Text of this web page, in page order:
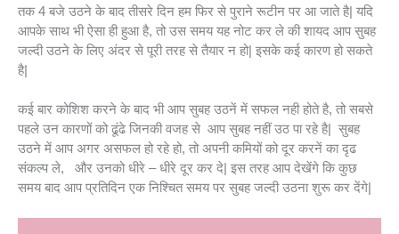
तक 4 बजे उठने के बाद तीसरे दिन हम फिर से पुराने रूटीन पर आ जाते है| यदि
आपके साथ भी ऐसा ही हुआ है, तो उस समय यह नोट कर ले की शायद आप सुबह
जल्दी उठने के लिए अंदर से पूरी तरह से तैयार न हो| इसके कई कारण हो सकते
है|
कई बार कोशिश करने के बाद भी आप सुबह उठनें में सफल नही होते है, तो सबसे
पहले उन कारणों को ढूंढे जिनकी वजह से आप सुबह नहीं उठ पा रहे है| सुबह
उठने में आप अगर असफल हो रहे हो, तो अपनी कमियों को दूर करनें का दृढ
संकल्प ले, और उनको धीरे – धीरे दूर कर दे| इस तरह आप देखेंगे कि कुछ
समय बाद आप प्रतिदिन एक निश्चित समय पर सुबह जल्दी उठना शुरू कर देंगे|